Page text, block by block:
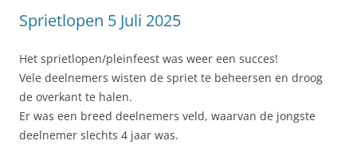
Sprietlopen 5 Juli 2025
Het sprietlopen/pleinfeest was weer een succes!
Vele deelnemers wisten de spriet te beheersen en droog
de overkant te halen.
Er was een breed deelnemers veld, waarvan de jongste
deelnemer slechts 4 jaar was.